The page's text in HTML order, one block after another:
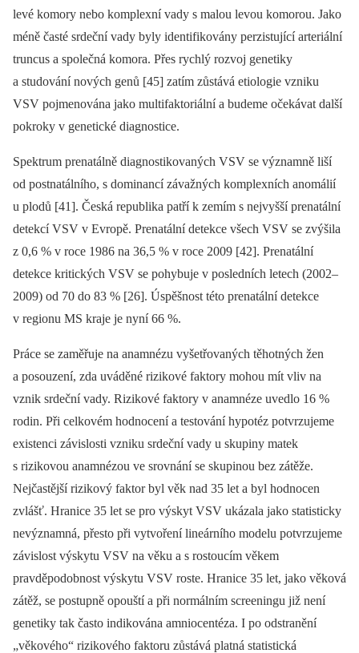
levé komory nebo komplexní vady s malou levou komorou. Jako
méně časté srdeční vady byly identifikovány perzistující arteriální
truncus a společná komora. Přes rychlý rozvoj genetiky
a studování nových genů [45] zatím zůstává etiologie vzniku
VSV pojmenována jako multifaktoriální a budeme očekávat další
pokroky v genetické diagnostice.
Spektrum prenatálně diagnostikovaných VSV se významně liší
od postnatálního, s dominancí závažných komplexních anomálií
u plodů [41]. Česká republika patří k zemím s nejvyšší prenatální
detekcí VSV v Evropě. Prenatální detekce všech VSV se zvýšila
z 0,6 % v roce 1986 na 36,5 % v roce 2009 [42]. Prenatální
detekce kritických VSV se pohybuje v posledních letech (2002–
2009) od 70 do 83 % [26]. Úspěšnost této prenatální detekce
v regionu MS kraje je nyní 66 %.
Práce se zaměřuje na anamnézu vyšetřovaných těhotných žen
a posouzení, zda uváděné rizikové faktory mohou mít vliv na
vznik srdeční vady. Rizikové faktory v anamnéze uvedlo 16 %
rodin. Při celkovém hodnocení a testování hypotéz potvrzujeme
existenci závislosti vzniku srdeční vady u skupiny matek
s rizikovou anamnézou ve srovnání se skupinou bez zátěže.
Nejčastější rizikový faktor byl věk nad 35 let a byl hodnocen
zvlášť. Hranice 35 let se pro výskyt VSV ukázala jako statisticky
nevýznamná, přesto při vytvoření lineárního modelu potvrzujeme
závislost výskytu VSV na věku a s rostoucím věkem
pravděpodobnost výskytu VSV roste. Hranice 35 let, jako věková
zátěž, se postupně opouští a při normálním screeningu již není
genetiky tak často indikována amniocentéza. I po odstranění
„věkového“ rizikového faktoru zůstává platná statistická